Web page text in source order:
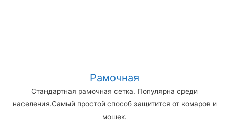
Рамочная
Стандартная рамочная сетка. Популярна среди
населения.Самый простой способ защитится от комаров и
мошек.